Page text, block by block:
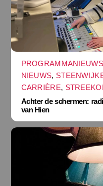
PROGRAMMANIEUWS
NIEUWS,
CARRIÈRE,
Achter de schermen:
van Hien